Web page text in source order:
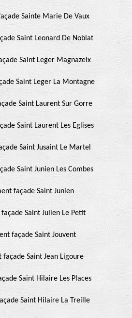
Sainte Marie De Vaux
Saint Leonard De Noblat
Saint Leger Magnazeix
Saint Leger La Montagne
Saint Laurent Sur Gorre
Saint Laurent Les Eglises
Saint Jusaint Le Martel
Saint Junien Les Combes
façade Saint Junien
Saint Julien Le Petit
façade Saint Jouvent
façade Saint Jean Ligoure
Saint Hilaire Les Places
Saint Hilaire La Treille